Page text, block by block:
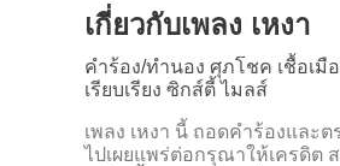
เกี่ยวกับเพลง เหงา
คำร้อง/ทำนอง ศุภโชค เชื้อเมื
เรียบเรียง ซิกส์ตี้ ไมลส์
เพลง เหงา นี้ ถอดคำร้องและ
ไปเผยแพร่ต่อกรุณาให้เครดิต